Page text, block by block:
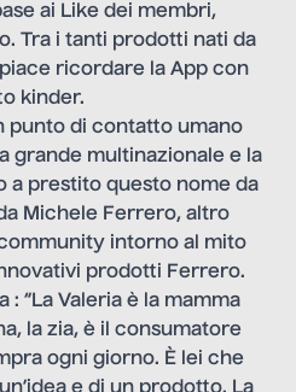
ai Like dei membri,
Tra i tanti prodotti nati da
ricordare la App con
kinder.
punto di contatto umano
grande multinazionale e la
a prestito questo nome da
Michele Ferrero, altro
intorno al mito
prodotti Ferrero.
: “La Valeria è la mamma
la zia, è il consumatore
ogni giorno. È lei che
e di un prodotto. La